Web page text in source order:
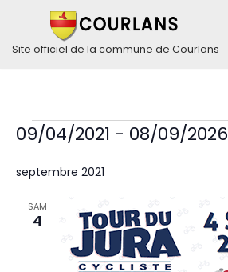
Aller
Site officiel de la commune de Courlans
09/04/2021 - 08/09/2026
une
septembre 2021
SAM
4